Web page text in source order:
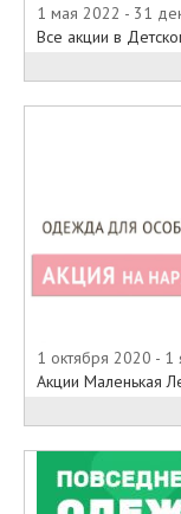
1 мая 2022 - 31
Все акции в
1 октября 2020 - 1
Акции Маленькая